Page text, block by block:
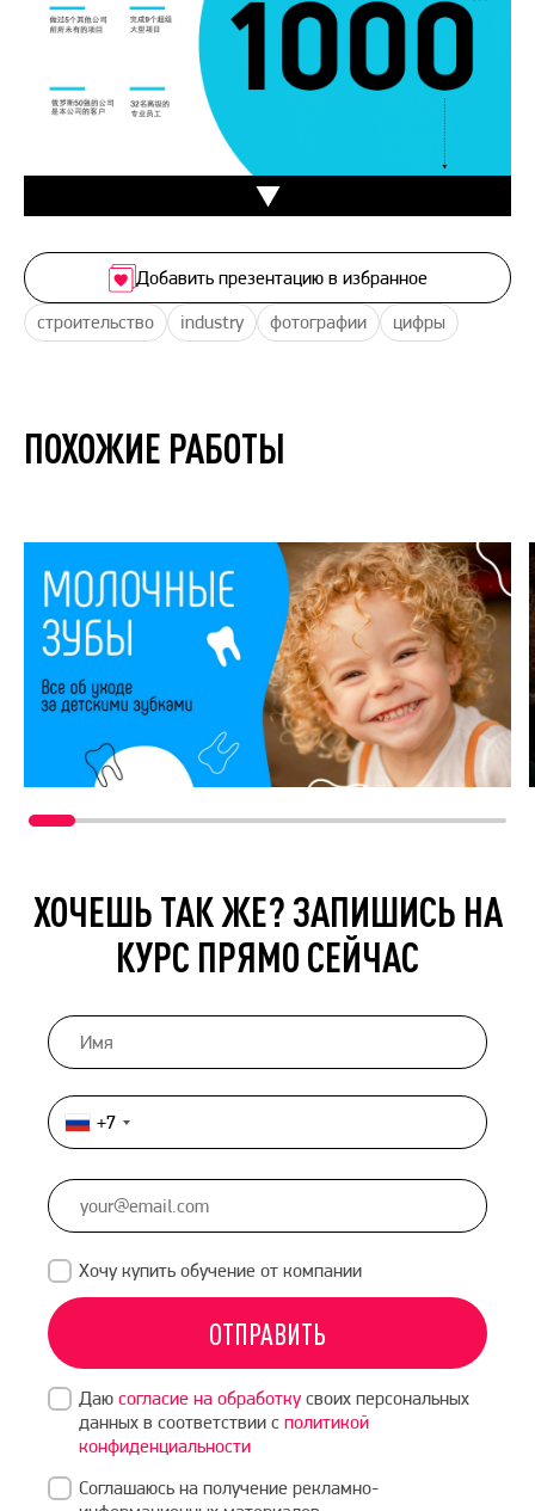
строительство industry фотографии цифры
Добавить презентацию в избранное
ПОХОЖИЕ РАБОТЫ
ХОЧЕШЬ ТАК ЖЕ? ЗАПИШИСЬ НА
КУРС ПРЯМО СЕЙЧАС
Россия
+7
+7
Хочу купить обучение от компании
ОТПРАВИТЬ
Даю согласие на обработкусвоих персональных
данных в соответствии с политикой
конфиденциальности
Соглашаюсь на получение рекламно-